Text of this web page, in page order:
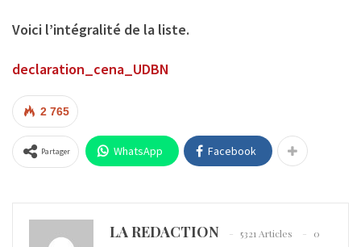
Voici l’intégralité de la liste.
declaration_cena_UDBN
2 765
Partager WhatsApp Facebook
LA REDACTION 5321 Articles
0